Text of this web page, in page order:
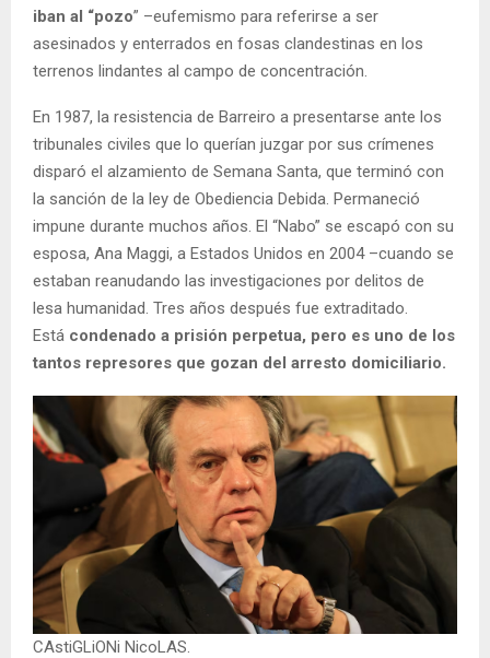
iban al “pozo” –eufemismo para referirse a ser
asesinados y enterrados en fosas clandestinas en los
terrenos lindantes al campo de concentración.
En 1987, la resistencia de Barreiro a presentarse ante los
tribunales civiles que lo querían juzgar por sus crímenes
disparó el alzamiento de Semana Santa, que terminó con
la sanción de la ley de Obediencia Debida. Permaneció
impune durante muchos años. El “Nabo” se escapó con su
esposa, Ana Maggi, a Estados Unidos en 2004 –cuando se
estaban reanudando las investigaciones por delitos de
lesa humanidad. Tres años después fue extraditado.
Está condenado a prisión perpetua, pero es uno de los
tantos represores que gozan del arresto domiciliario.
CAstiGLiONi NicoLAS.